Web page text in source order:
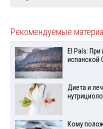
Рекомендуемые
El País:
испанской
Диета и
Кому